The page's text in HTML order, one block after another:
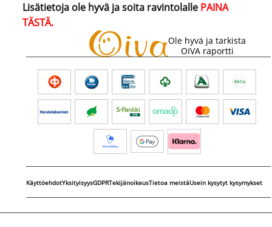
Lisätietoja ole hyvä ja soita ravintolalle PAINA
TÄSTÄ.
Ole hyvä ja tarkista
OIVA raportti
KäyttöehdotYksityisyysGDPRTekijänoikeusTietoa meistäUsein kysytyt kysymykset